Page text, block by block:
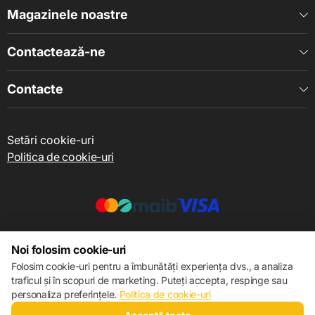
Magazinele noastre
Contactează-ne
Contacte
Setări cookie-uri
Politica de cookie-uri
Noi folosim cookie-uri
Folosim cookie-uri pentru a îmbunătăți experiența dvs., a analiza
traficul și în scopuri de marketing. Puteți accepta, respinge sau
personaliza preferințele. Politica de cookie-uri